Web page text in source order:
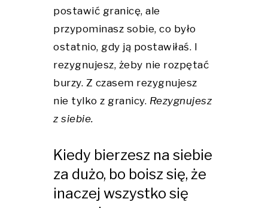
postawić granicę, ale
przypominasz sobie, co było
ostatnio, gdy ją postawiłaś. I
rezygnujesz, żeby nie rozpętać
burzy. Z czasem rezygnujesz
nie tylko z granicy. Rezygnujesz
z siebie.
Kiedy bierzesz na siebie
za dużo, bo boisz się, że
inaczej wszystko się